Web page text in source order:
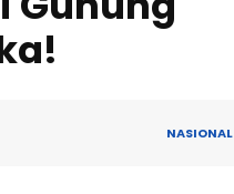
NASIONAL